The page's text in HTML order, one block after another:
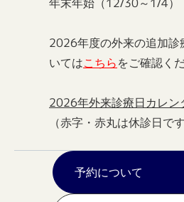
2026年度の外来の追加診
いてはこちらをご確認くだ
2026年外来診療日カレン
（赤字・赤丸は休診日です
予約について